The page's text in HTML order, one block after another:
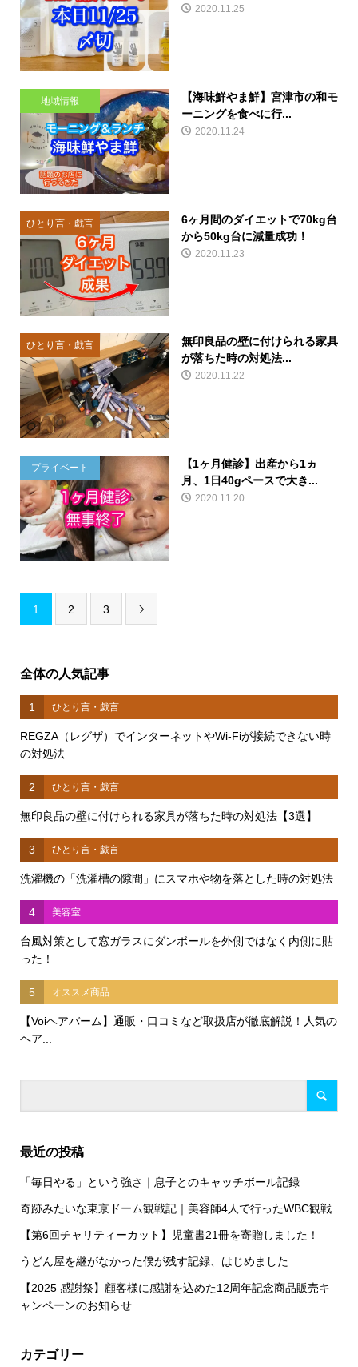
2020.11.25
地域情報
【海味鮮やま鮮】宮津市の和モ
ーニングを食べに行...
2020.11.24
ひとり言・戯言
6ヶ月間のダイエットで70kg台
から50kg台に減量成功！
2020.11.23
ひとり言・戯言
無印良品の壁に付けられる家具
が落ちた時の対処法...
2020.11.22
プライベート
【1ヶ月健診】出産から1ヵ
月、1日40gペースで大き...
2020.11.20
1 2 3 
全体の人気記事
1 ひとり言・戯言
REGZA（レグザ）でインターネットやWi-Fiが接続できない時
の対処法
2 ひとり言・戯言
無印良品の壁に付けられる家具が落ちた時の対処法【3選】
3 ひとり言・戯言
洗濯機の「洗濯槽の隙間」にスマホや物を落とした時の対処法
4 美容室
台風対策として窓ガラスにダンボールを外側ではなく内側に貼
った！
5 オススメ商品
【Voiヘアバーム】通販・口コミなど取扱店が徹底解説！人気の
ヘア...
最近の投稿
「毎日やる」という強さ｜息子とのキャッチボール記録
奇跡みたいな東京ドーム観戦記｜美容師4人で行ったWBC観戦
【第6回チャリティーカット】児童書21冊を寄贈しました！
うどん屋を継がなかった僕が残す記録、はじめました
【2025 感謝祭】顧客様に感謝を込めた12周年記念商品販売キ
ャンペーンのお知らせ
カテゴリー